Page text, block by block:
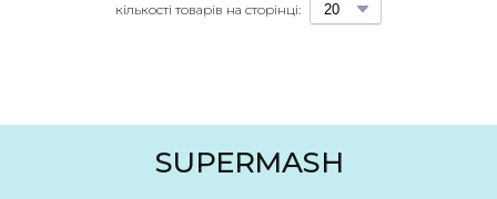
кількості товарів на сторінці:
SUPERMASH